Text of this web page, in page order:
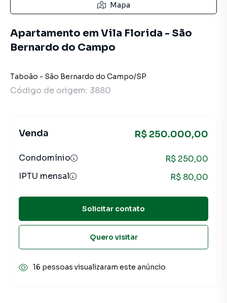
Mapa
Apartamento em Vila Florida - São
Bernardo do Campo
Taboão - São Bernardo do Campo/SP
Código de origem: 3880
Venda R$ 250.000,00
Condomínio
R$ 250,00
IPTU mensal
R$ 80,00
Solicitar contato
Quero visitar
16 pessoas visualizaram este anúncio